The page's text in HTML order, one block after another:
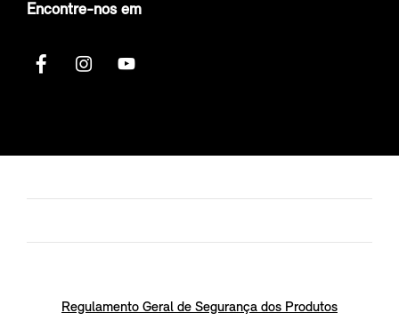
Encontre-nos em
Regulamento Geral de Segurança dos Produtos